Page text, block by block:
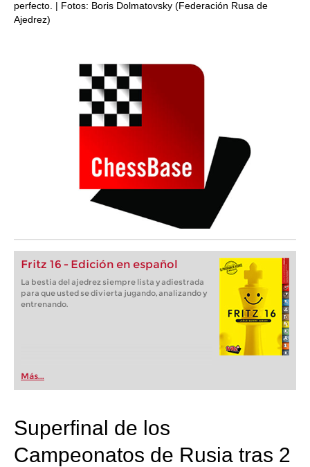
perfecto. | Fotos: Boris Dolmatovsky (Federación Rusa de
Ajedrez)
Fritz 16 - Edición en español
La bestia del ajedrez siempre lista y adiestrada
para que usted se divierta jugando, analizando y
entrenando.
Más...
Superfinal de los
Campeonatos de Rusia tras 2